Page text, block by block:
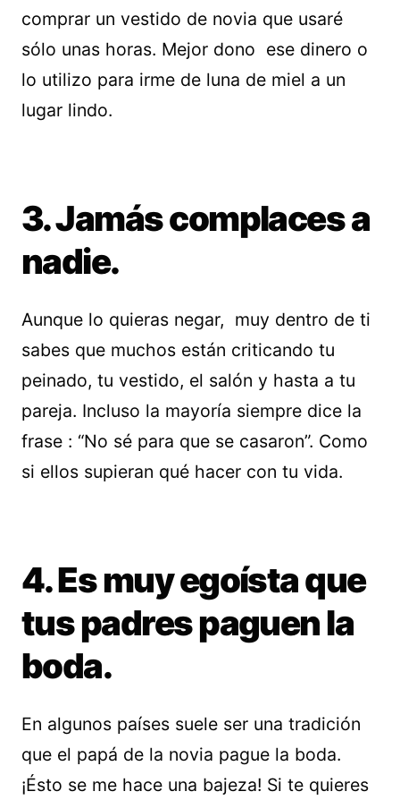
comprar un vestido de novia que usaré
sólo unas horas. Mejor dono ese dinero o
lo utilizo para irme de luna de miel a un
lugar lindo.
3. Jamás complaces a
nadie.
Aunque lo quieras negar, muy dentro de ti
sabes que muchos están criticando tu
peinado, tu vestido, el salón y hasta a tu
pareja. Incluso la mayoría siempre dice la
frase : “No sé para que se casaron”. Como
si ellos supieran qué hacer con tu vida.
4. Es muy egoísta que
tus padres paguen la
boda.
En algunos países suele ser una tradición
que el papá de la novia pague la boda.
¡Ésto se me hace una bajeza! Si te quieres